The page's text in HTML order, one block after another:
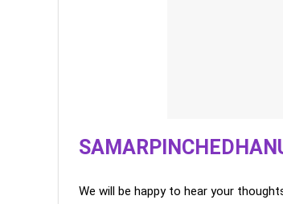
We will be happy to hear your